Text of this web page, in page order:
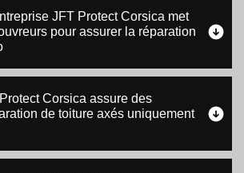
JFT Protect Corsica met
pour assurer la réparation
Corsica assure des
de toiture axés uniquement